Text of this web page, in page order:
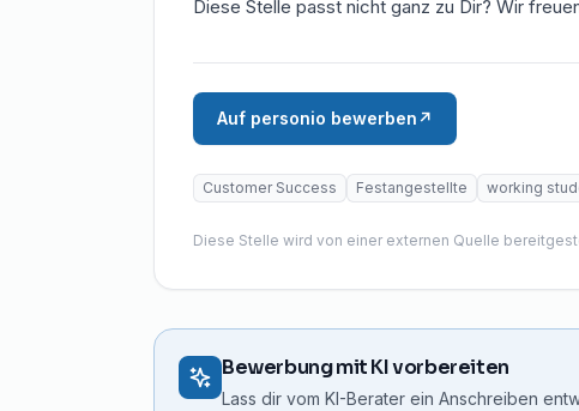
Diese Stelle passt nicht ganz zu Dir? Wir
Auf personio bewerben ↗
Customer Success Festangestellte working
Diese Stelle wird von einer externen Quelle
Bewerbung mit KI vorbereiten
Lass dir vom KI-Berater ein Anschreiben